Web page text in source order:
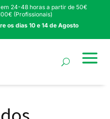
24-48 horas a partir de 50€
(Profissionais)
os dias 10 e 14 de Agosto